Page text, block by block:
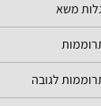
משא
לגובה